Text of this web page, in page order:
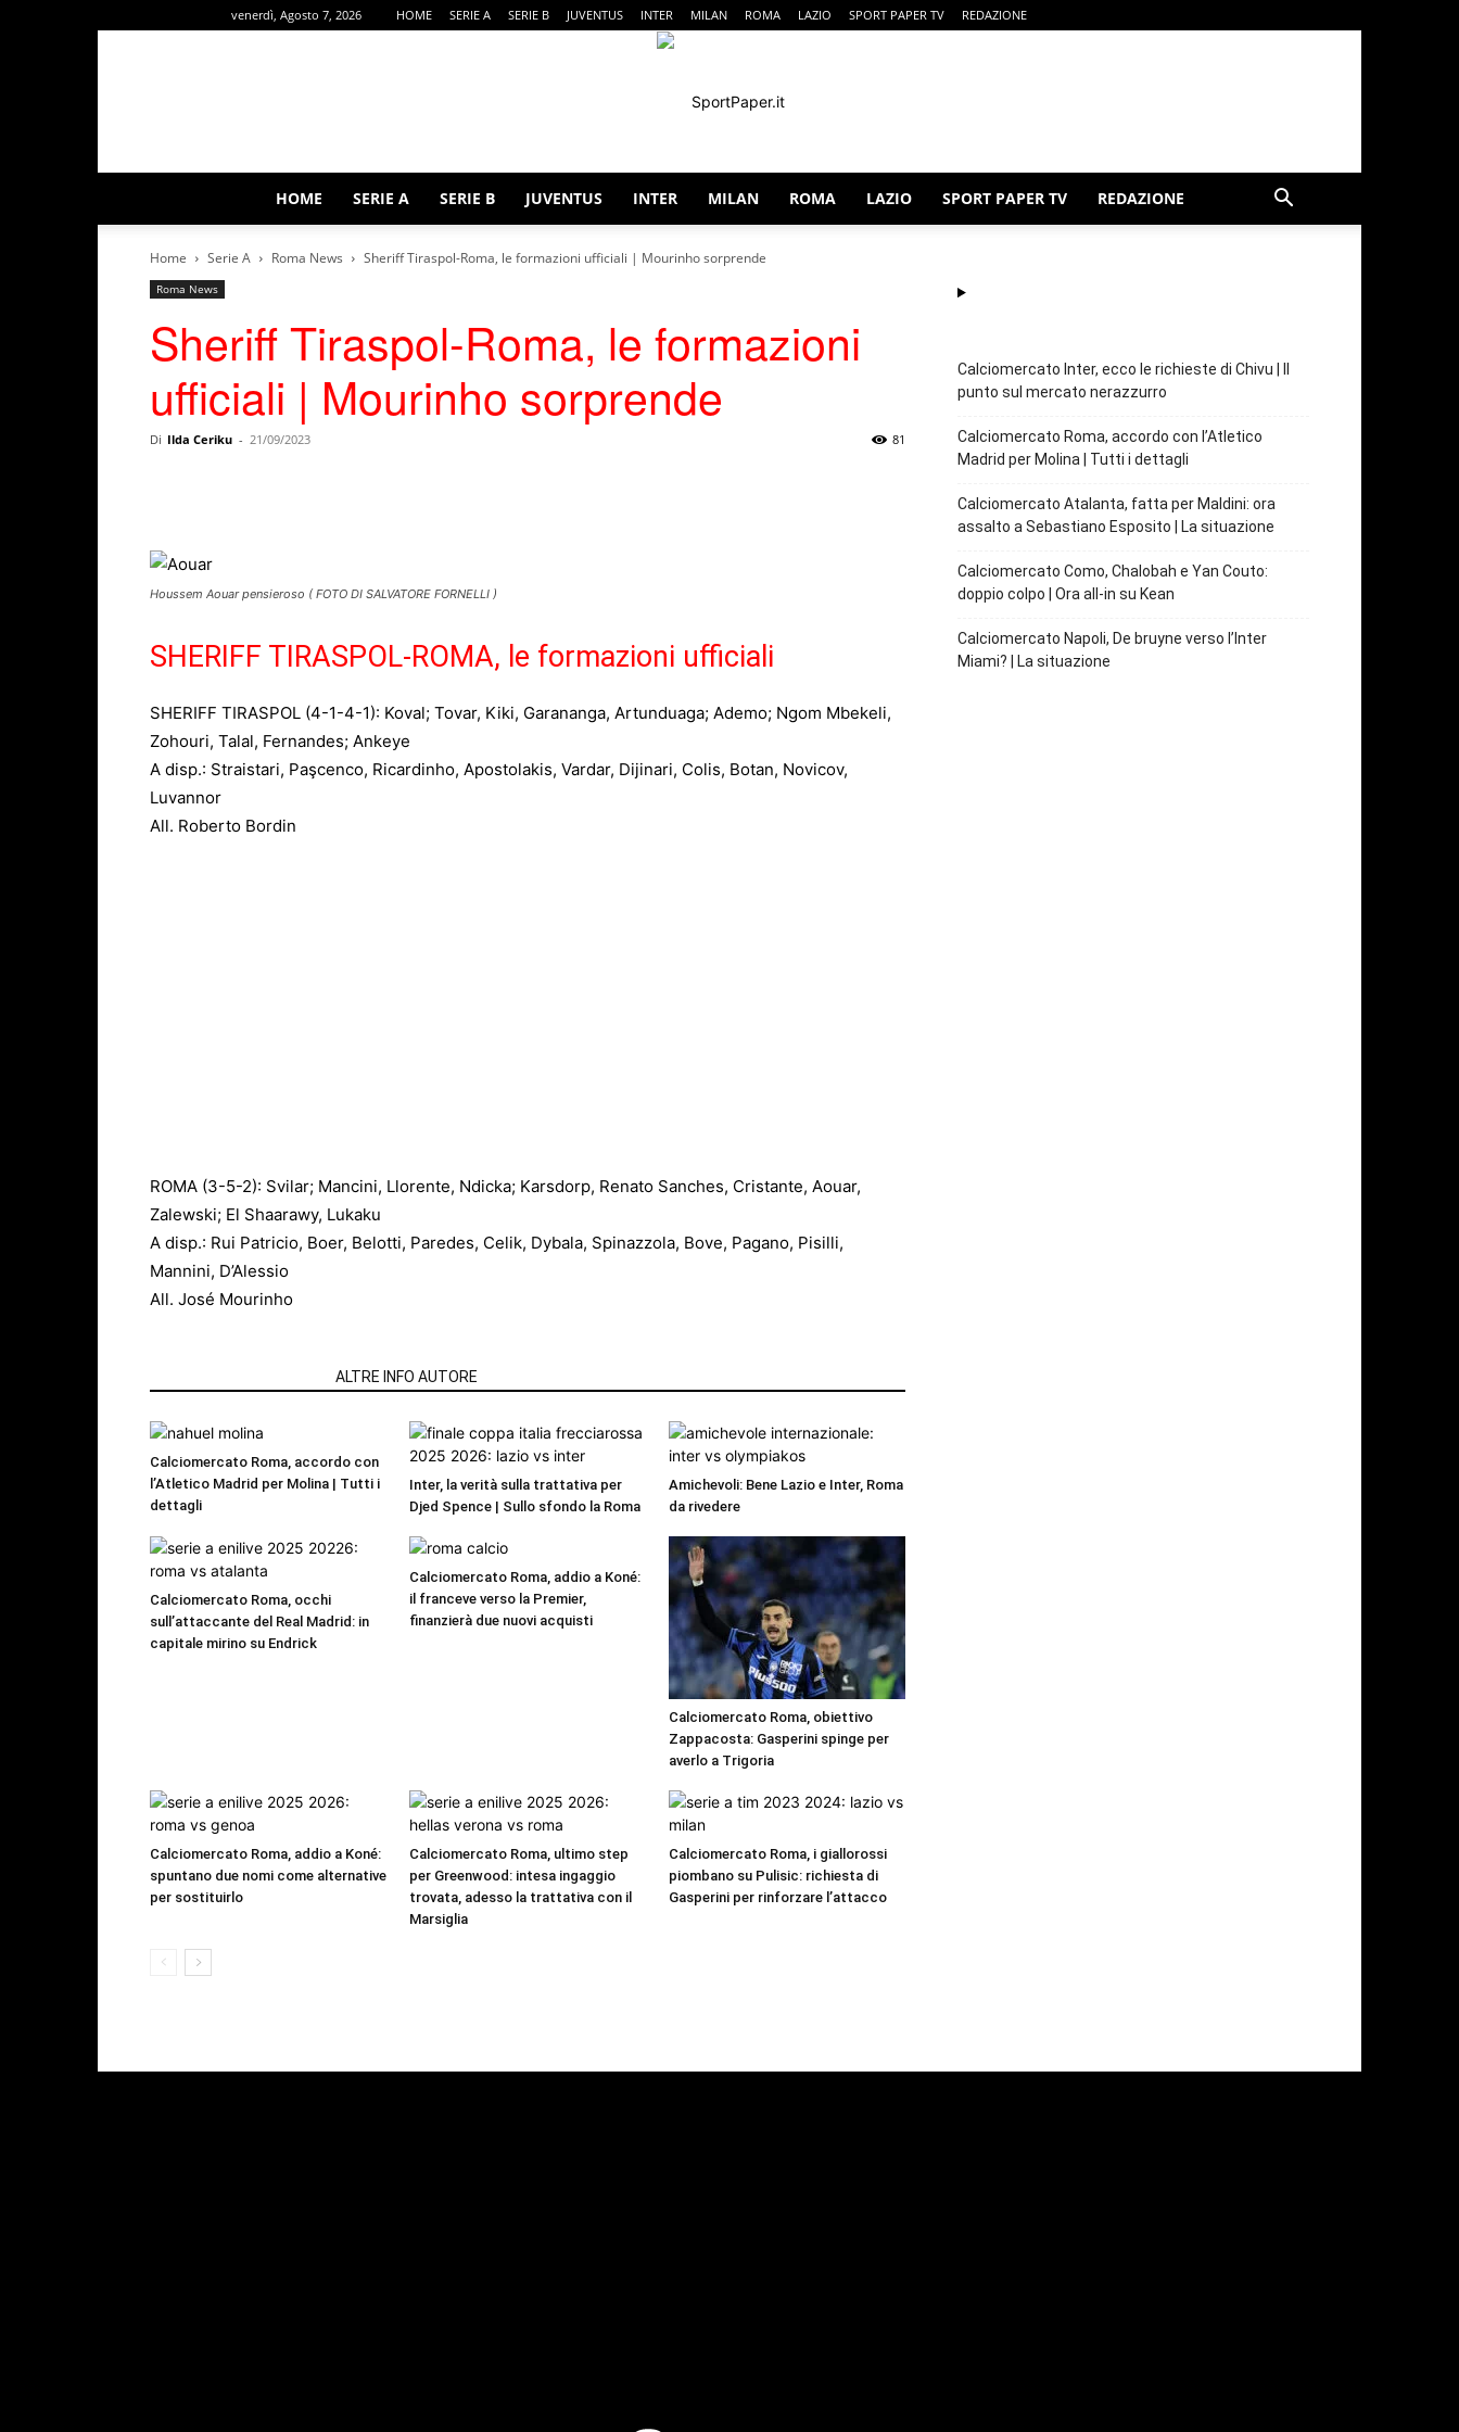
venerdì, Agosto 7, 2026 HOME SERIE A SERIE B JUVENTUS INTER MILAN ROMA LAZIO SPORT PAPER TV REDAZIONE
HOME SERIE A SERIE B JUVENTUS INTER MILAN ROMA LAZIO SPORT PAPER TV REDAZIONE
Home Serie A Roma News Sheriff Tiraspol-Roma, le formazioni ufficiali | Mourinho sorprende
Roma News
Sheriff Tiraspol-Roma, le formazioni
ufficiali | Mourinho sorprende
Di Ilda Ceriku - 21/09/2023 81
Houssem Aouar pensieroso ( FOTO DI SALVATORE FORNELLI )
SHERIFF TIRASPOL-ROMA, le formazioni ufficiali
SHERIFF TIRASPOL (4-1-4-1): Koval; Tovar, Kiki, Garananga, Artunduaga; Ademo; Ngom Mbekeli,
Zohouri, Talal, Fernandes; Ankeye
A disp.: Straistari, Paşcenco, Ricardinho, Apostolakis, Vardar, Dijinari, Colis, Botan, Novicov,
Luvannor
All. Roberto Bordin
ROMA (3-5-2): Svilar; Mancini, Llorente, Ndicka; Karsdorp, Renato Sanches, Cristante, Aouar,
Zalewski; El Shaarawy, Lukaku
A disp.: Rui Patricio, Boer, Belotti, Paredes, Celik, Dybala, Spinazzola, Bove, Pagano, Pisilli,
Mannini, D’Alessio
All. José Mourinho
ALTRE INFO AUTORE
Calciomercato Roma, accordo con
l’Atletico Madrid per Molina | Tutti i
dettagli
Inter, la verità sulla trattativa per
Djed Spence | Sullo sfondo la Roma
Amichevoli: Bene Lazio e Inter, Roma
da rivedere
Calciomercato Roma, occhi
sull’attaccante del Real Madrid: in
capitale mirino su Endrick
Calciomercato Roma, addio a Koné:
il franceve verso la Premier,
finanzierà due nuovi acquisti
Calciomercato Roma, obiettivo
Zappacosta: Gasperini spinge per
averlo a Trigoria
Calciomercato Roma, addio a Koné:
spuntano due nomi come alternative
per sostituirlo
Calciomercato Roma, ultimo step
per Greenwood: intesa ingaggio
trovata, adesso la trattativa con il
Marsiglia
Calciomercato Roma, i giallorossi
piombano su Pulisic: richiesta di
Gasperini per rinforzare l’attacco
Calciomercato Inter, ecco le richieste di Chivu | Il
punto sul mercato nerazzurro
Calciomercato Roma, accordo con l’Atletico
Madrid per Molina | Tutti i dettagli
Calciomercato Atalanta, fatta per Maldini: ora
assalto a Sebastiano Esposito | La situazione
Calciomercato Como, Chalobah e Yan Couto:
doppio colpo | Ora all-in su Kean
Calciomercato Napoli, De bruyne verso l’Inter
Miami? | La situazione